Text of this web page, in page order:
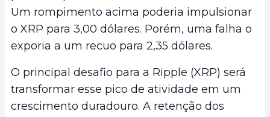
Um rompimento acima poderia impulsionar
o XRP para 3,00 dólares. Porém, uma falha o
exporia a um recuo para 2,35 dólares.
O principal desafio para a Ripple (XRP) será
transformar esse pico de atividade em um
crescimento duradouro. A retenção dos